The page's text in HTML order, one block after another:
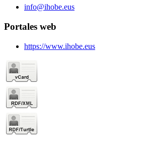
info@ihobe.eus
Portales web
https://www.ihobe.eus